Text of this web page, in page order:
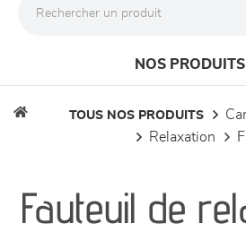
NOS PRODUITS
séjours
TOUS NOS PRODUITS
relaxation
Fauteuil de